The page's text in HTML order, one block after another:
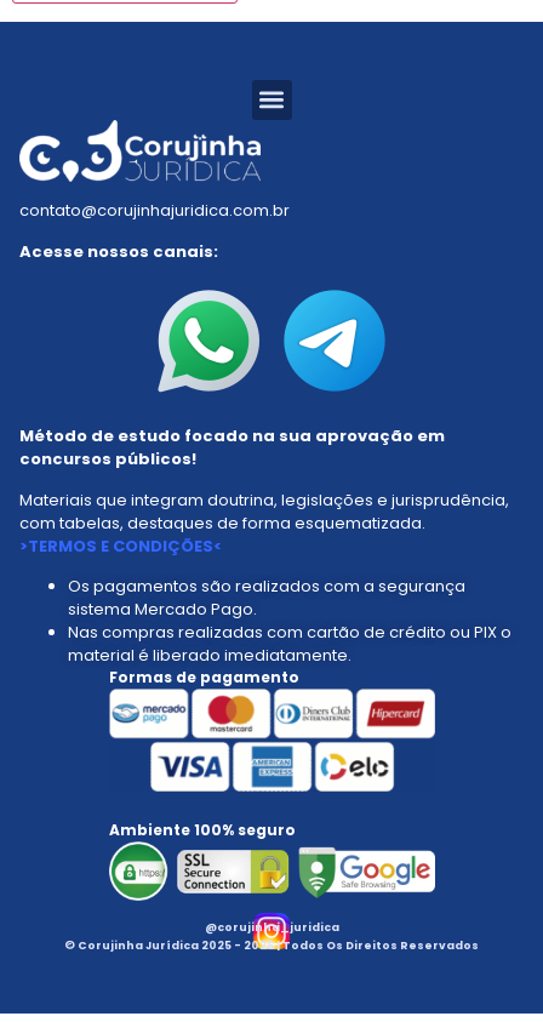
Formas de pagamento
Ambiente 100% seguro
Os pagamentos são realizados com a segurança
sistema Mercado Pago.
Nas compras realizadas com cartão de crédito ou PIX o
material é liberado imediatamente.
Método de estudo focado na sua aprovação em
concursos públicos!
Materiais que integram doutrina, legislações e jurisprudência,
com tabelas, destaques de forma esquematizada.
>TERMOS E CONDIÇÕES<
contato@corujinhajuridica.com.br
Acesse nossos canais:
@corujinha_juridica
© Corujinha Jurídica 2025 - 2026 | Todos Os Direitos Reservados